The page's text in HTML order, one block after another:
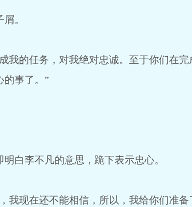
。
我的任务，对我绝对忠诚。至于你们在
的事了。”
白李不凡的意思，跪下表示忠心。
我现在还不能相信，所以，我给你们准备